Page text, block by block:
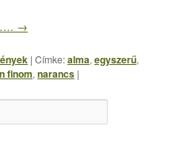
→
|Címke:alma,egyszerű,
finom,narancs |